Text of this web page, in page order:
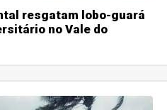
resgatam lobo-guará
no Vale do